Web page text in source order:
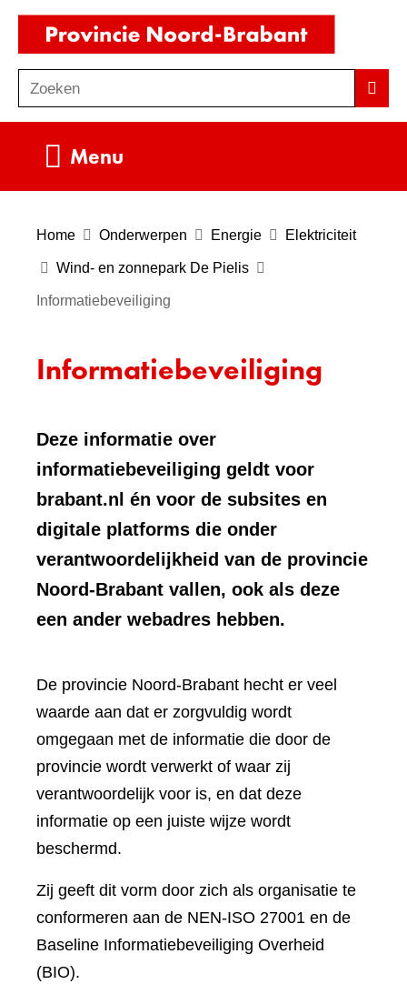
Ga
de
inhoud
o
e
Zoeken
Menu
Home Onderwerpen Energie Elektriciteit
Wind- en zonnepark De Pielis
Informatiebeveiliging
Informatiebeveiliging
Deze informatie over
informatiebeveiliging geldt voor
brabant.nl én voor de subsites en
digitale platforms die onder
verantwoordelijkheid van de provincie
Noord-Brabant vallen, ook als deze
een ander webadres hebben.
De provincie Noord-Brabant hecht er veel
waarde aan dat er zorgvuldig wordt
omgegaan met de informatie die door de
provincie wordt verwerkt of waar zij
verantwoordelijk voor is, en dat deze
informatie op een juiste wijze wordt
beschermd.
Zij geeft dit vorm door zich als organisatie te
conformeren aan de NEN-ISO 27001 en de
Baseline Informatiebeveiliging Overheid
(BIO).